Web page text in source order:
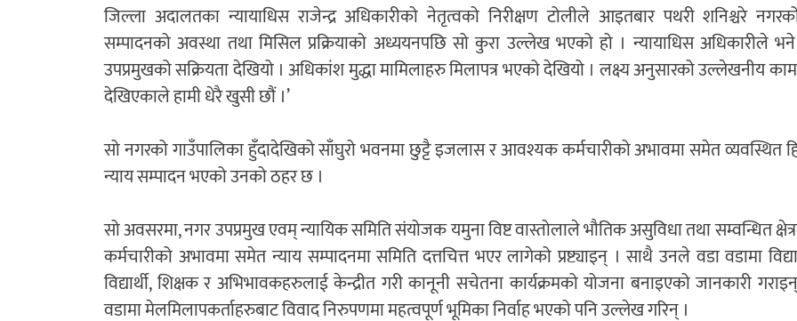
जिल्ला अदालतका न्यायाधिस राजेन्द्र अधिकारीको नेतृत्वको निरीक्षण टोलीले आइतबार पथरी शनिश्चरे
सम्पादनको अवस्था तथा मिसिल प्रक्रियाको अध्ययनपछि सो कुरा उल्लेख भएको हो । न्यायाधिस अधिकारीले
उपप्रमुखको सक्रियता देखियो । अधिकांश मुद्धा मामिलाहरु मिलापत्र भएको देखियो । लक्ष्य अनुसारको उल्लेखनीय
देखिएकाले हामी धेरै खुसी छौं ।’
सो नगरको गाउँपालिका हुँदादेखिको साँघुरो भवनमा छुट्टै इजलास र आवश्यक कर्मचारीको अभावमा समेत व्यवस्थित
न्याय सम्पादन भएको उनको ठहर छ ।
सो अवसरमा, नगर उपप्रमुख एवम् न्यायिक समिति संयोजक यमुना विष्ट वास्तोलाले भौतिक असुविधा तथा सम्वन्धित
कर्मचारीको अभावमा समेत न्याय सम्पादनमा समिति दत्तचित्त भएर लागेको प्रष्ट्याइन् । साथै उनले वडा वडामा
विद्यार्थी, शिक्षक र अभिभावकहरुलाई केन्द्रीत गरी कानूनी सचेतना कार्यक्रमको योजना बनाइएको जानकारी
वडामा मेलमिलापकर्ताहरुबाट विवाद निरुपणमा महत्वपूर्ण भूमिका निर्वाह भएको पनि उल्लेख गरिन् ।